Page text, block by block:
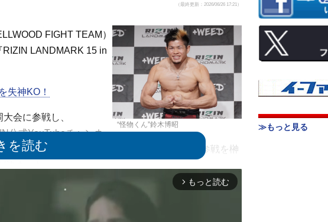
（最終更新：2026/06/26 17:21）
“怪物くん”鈴木博昭
FIGHT TEAM）
LANDMARK 15 in
失神KO！
会に参戦し、
公式YouTubeチャンネ
』に出演し、その報告とRIZIN広島大会への参戦を榊
オファーを断っていたが、榊原代表が芦澤竜誠の弔い
arrow_forward_ios もっと読む
≫もっと見る